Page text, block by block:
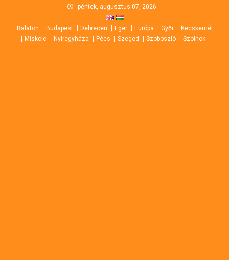
content
péntek, augusztus 07, 2026
Balaton Budapest Debrecen Eger Európa Győr
Kecskemét
Miskolc
Nyíregyháza Pécs Szeged Szoboszló Szolnok